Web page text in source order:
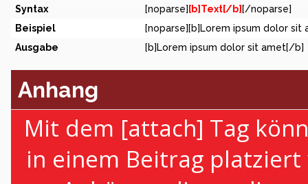
Syntax [noparse] [b]Text[/b] [/noparse]
Beispiel
[noparse][b]Lorem ipsum dolor
Ausgabe
[b]Lorem ipsum dolor sit amet[/b]
Anhang
Mit dem [attach] Tag
in einem Beitrag